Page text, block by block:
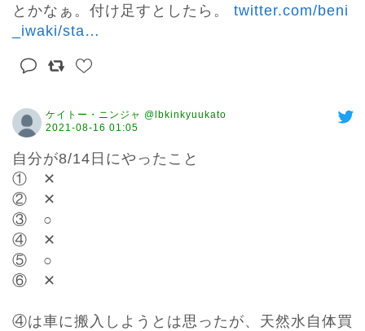
とかなぁ。付け足すとしたら。 twitter.com/beni
_iwaki/sta…
ケイトー・ニンジャ @lbkinkyuukato
2021-08-16 01:05
自分が8/14日にやったこと
①　✕
②　✕
③　○
④　✕
⑤　○
⑥　✕
④は車に搬入しようとは思ったが、天然水自体買